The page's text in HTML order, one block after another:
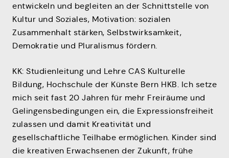
entwickeln und begleiten an der Schnittstelle von
Kultur und Soziales, Motivation: sozialen
Zusammenhalt stärken, Selbstwirksamkeit,
Demokratie und Pluralismus fördern.
KK: Studienleitung und Lehre CAS Kulturelle
Bildung, Hochschule der Künste Bern HKB. Ich setze
mich seit fast 20 Jahren für mehr Freiräume und
Gelingensbedingungen ein, die Expressionsfreiheit
zulassen und damit Kreativität und
gesellschaftliche Teilhabe ermöglichen. Kinder sind
die kreativen Erwachsenen der Zukunft, frühe